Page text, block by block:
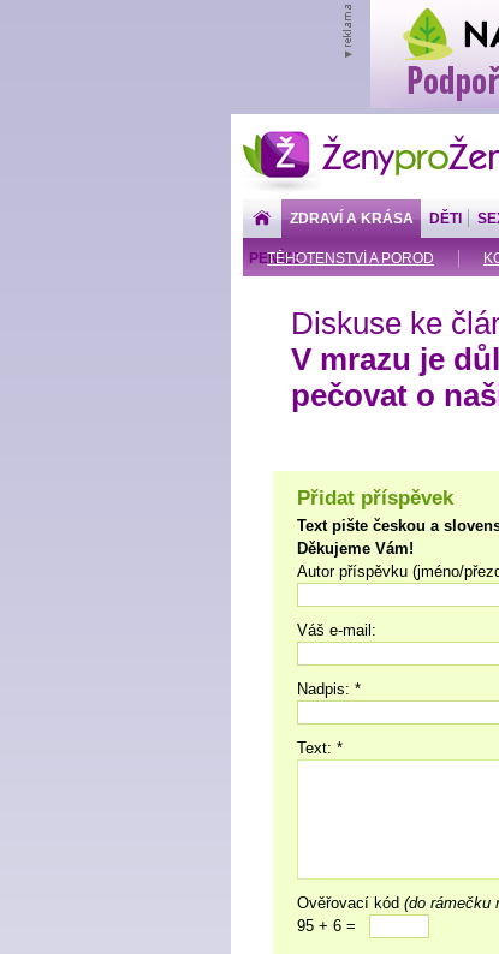
ŽenyproŽeny.cz
ZDRAVÍ A KRÁSA
TĚHOTENSTVÍ A POROD
DĚTI
PENÍZE
Diskuse ke
V mrazu je
pečovat o
Přidat příspěvek
Text pište českou a
Děkujeme Vám!
Autor příspěvku (jméno/
Váš e-mail:
Nadpis: *
Text: *
Ověřovací kód (do rámečku
95 + 6 =